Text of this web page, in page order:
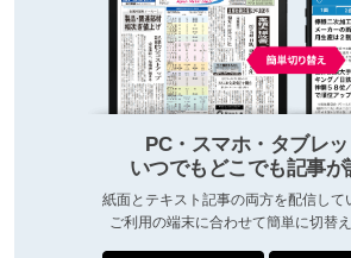
PC・スマホ・タブレ
いつでもどこでも記事が
紙面とテキスト記事の両方を配信して
ご利用の端末に合わせて簡単に切替え